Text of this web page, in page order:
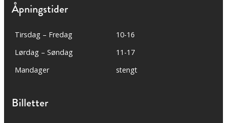
Åpningstider
Tirsdag – Fredag
10-16
Lørdag – Søndag
11-17
Mandager
stengt
Billetter